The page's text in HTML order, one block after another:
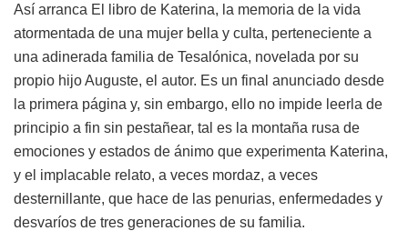
Así arranca El libro de Katerina, la memoria de la vida
atormentada de una mujer bella y culta, perteneciente a
una adinerada familia de Tesalónica, novelada por su
propio hijo Auguste, el autor. Es un final anunciado desde
la primera página y, sin embargo, ello no impide leerla de
principio a fin sin pestañear, tal es la montaña rusa de
emociones y estados de ánimo que experimenta Katerina,
y el implacable relato, a veces mordaz, a veces
desternillante, que hace de las penurias, enfermedades y
desvaríos de tres generaciones de su familia.